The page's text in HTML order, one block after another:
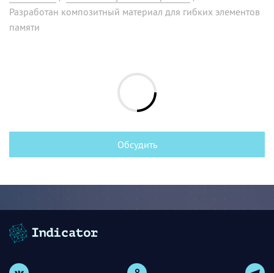
Разработан композитный материал для гибких элементов
памяти
Обсудить